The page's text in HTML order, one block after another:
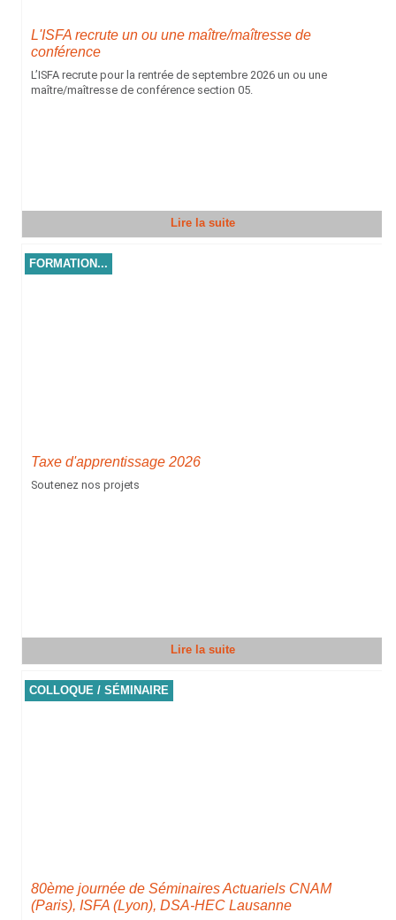
L'ISFA recrute un ou une maître/maîtresse de
conférence
L’ISFA recrute pour la rentrée de septembre 2026 un ou une
maître/maîtresse de conférence section 05.
Lire la suite
FORMATION...
Taxe d'apprentissage 2026
Soutenez nos projets
Lire la suite
COLLOQUE / SÉMINAIRE
80ème journée de Séminaires Actuariels CNAM
(Paris), ISFA (Lyon), DSA-HEC Lausanne